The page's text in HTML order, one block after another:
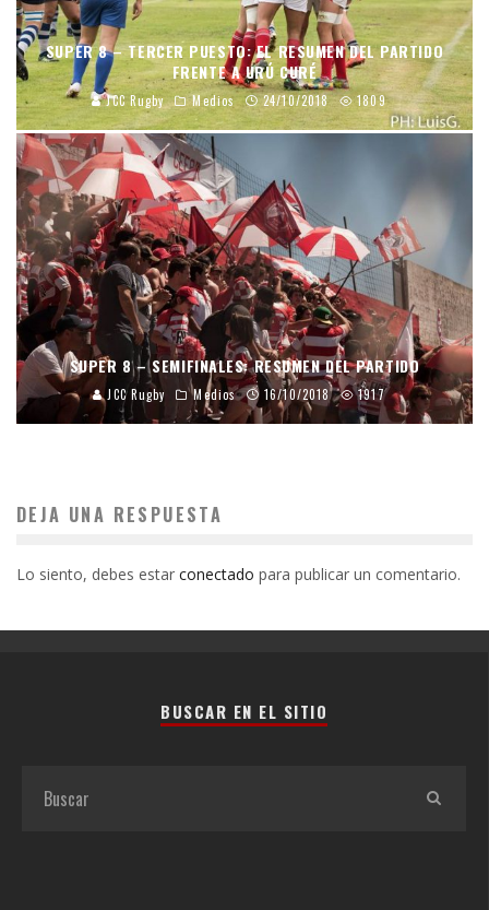
SUPER 8 – TERCER PUESTO: EL RESUMEN DEL PARTIDO
FRENTE A URÚ CURÉ
JCC Rugby Medios 24/10/2018 1809
SUPER 8 – SEMIFINALES: RESUMEN DEL PARTIDO
JCC Rugby Medios 16/10/2018 1917
DEJA UNA RESPUESTA
Lo siento, debes estar conectado para publicar un comentario.
BUSCAR EN EL SITIO